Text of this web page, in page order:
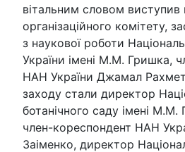
вітальним словом виступив
організаційного комітету,
з наукової роботи
України імені М.М. Гришка,
НАН України Джамал
заходу стали директор
ботанічного саду імені
член-кореспондент НАН
Заіменко, директор